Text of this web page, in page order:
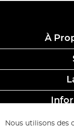
À
Nous utilisons des